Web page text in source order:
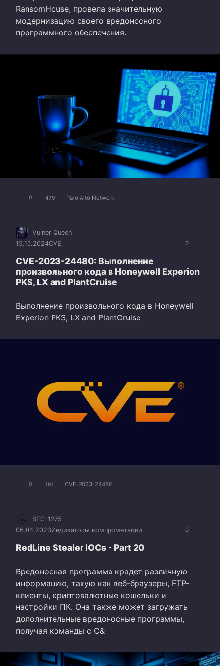
RansomHouse, провела значительную
модернизацию своего вредоносного
программного обеспечения.
0 479 Palo Alto Network
0
Vulner Queen
15.10.2024CVE
CVE-2023-24480: Выполнение
произвольного кода в Honeywell Experion
PKS, LX and PlantCruise
Выполнение произвольного кода в Honeywell
Experion PKS, LX and PlantCruise
0 191 CVE-2023-24480
0
SEC-1275
06.04.2023Индикаторы компрометации
RedLine Stealer IOCs - Part 20
Вредоносная программа крадет различную
информацию, такую как веб-браузеры, FTP-
клиенты, криптовалютные кошельки и
настройки ПК. Она также может загружать
дополнительные вредоносные программы,
получая команды с C&